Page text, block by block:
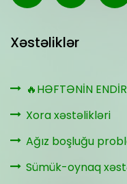
Xəstəliklər
🔥HƏFTƏNİN
Xora xəstəlikləri
Ağız boşluğu
Sümük-oynaq